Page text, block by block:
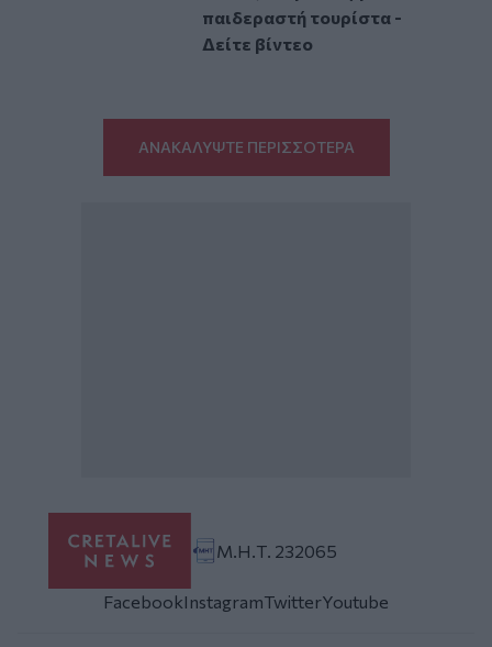
παιδεραστή τουρίστα -
Δείτε βίντεο
ΑΝΑΚΑΛΥΨΤΕ ΠΕΡΙΣΣΟΤΕΡΑ
Μ.Η.Τ. 232065
FacebookInstagramTwitterYoutube